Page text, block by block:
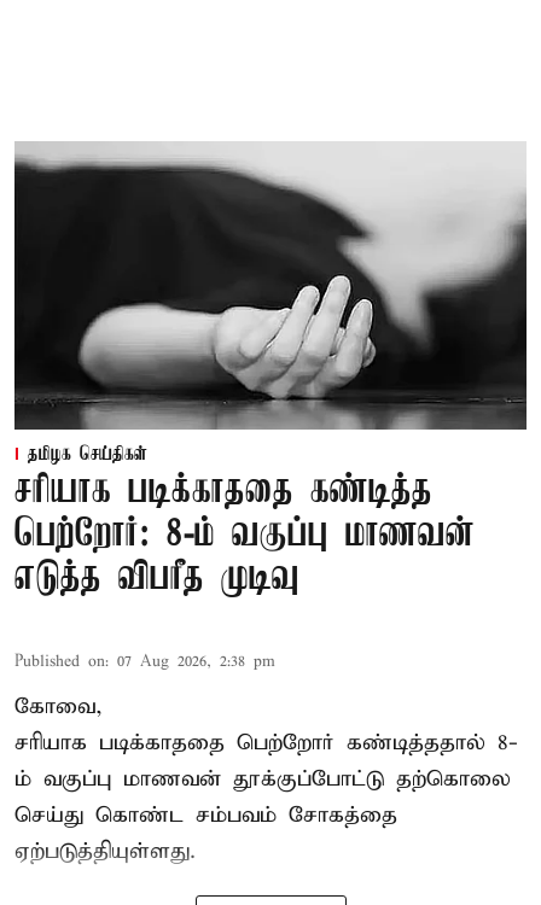
தமிழக செய்திகள்
சரியாக படிக்காததை கண்டித்த
பெற்றோர்: 8-ம் வகுப்பு மாணவன்
எடுத்த விபரீத முடிவு
Published on: 07 Aug 2026, 2:38 pm
கோவை,
சரியாக படிக்காததை பெற்றோர் கண்டித்ததால் 8-
ம் வகுப்பு மாணவன் தூக்குப்போட்டு தற்கொலை
செய்து கொண்ட சம்பவம் சோகத்தை
ஏற்படுத்தியுள்ளது.